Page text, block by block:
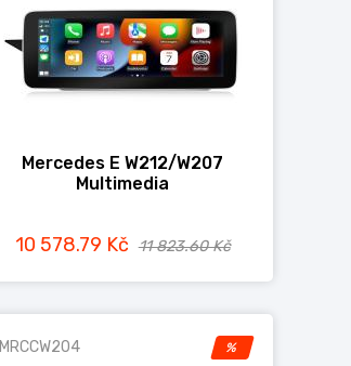
Mercedes E W212/W207
Multimedia
10 578.79 Kč 11 823.60 Kč
%
MRCCW204